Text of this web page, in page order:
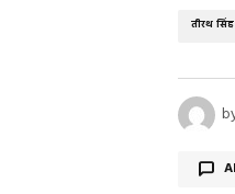
तीरथ सिंह